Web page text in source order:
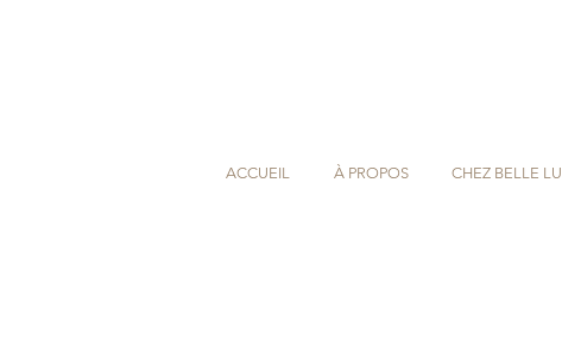
ACCUEIL À PROPOS CHEZ BELLE